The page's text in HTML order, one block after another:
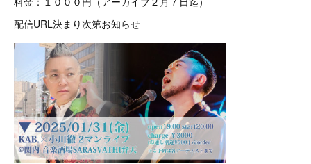
配信URL決まり次第お知らせ